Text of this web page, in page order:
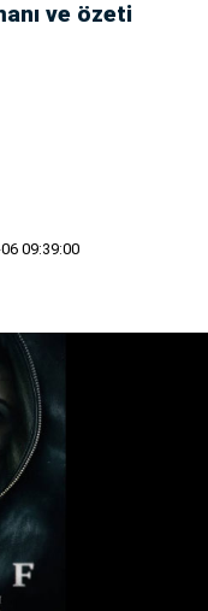
ve özeti
09:39:00